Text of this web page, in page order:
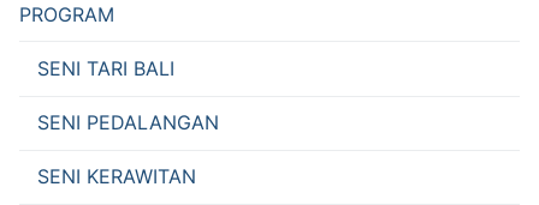
PROGRAM
SENI TARI BALI
SENI PEDALANGAN
SENI KERAWITAN